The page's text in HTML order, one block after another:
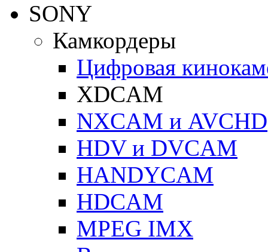
SONY
Камкордеры
Цифровая
XDCAM
NXCAM и AVCHD
HDV и DVCAM
HANDYCAM
HDCAM
MPEG IMX